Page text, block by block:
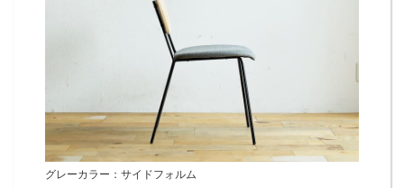
グレーカラー：サイドフォルム